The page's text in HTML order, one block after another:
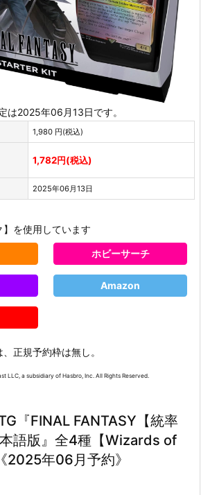
は2025年06月13日です。
1,980 円(税込)
1,782円(税込)
2025年06月13日
】を使用しています
ホビーサーチ
Amazon
、正規予約枠は無し。
LLC, a subsidiary of Hasbro, Inc. All Rights Reserved.
『FINAL FANTASY【統率
語版』全4種【Wizards of
年06月予約》